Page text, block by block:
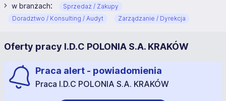
w branżach:
Sprzedaż / Zakupy
Doradztwo / Konsulting / Audyt
Zarządzanie / Dyrekcja
Oferty pracy I.D.C POLONIA S.A. KRAKÓW
Praca alert - powiadomienia
Praca I.D.C POLONIA S.A. KRAKÓW